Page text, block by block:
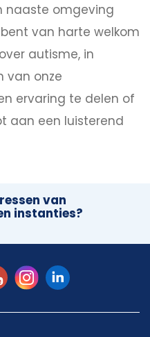
naaste omgeving
van harte welkom
autisme, in
van onze
ervaring te delen of
aan een luisterend
van
instanties?